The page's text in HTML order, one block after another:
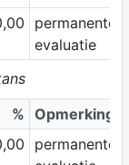
permanente
evaluatie
% Opmerking
permanente